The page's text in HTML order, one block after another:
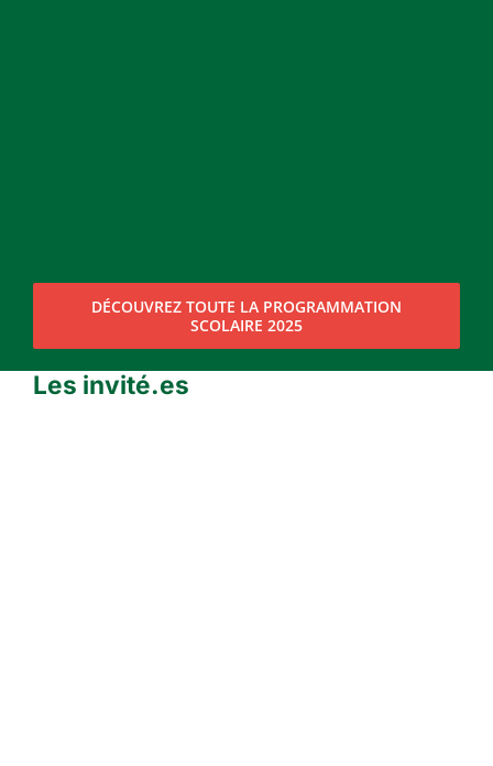
DÉCOUVREZ TOUTE LA PROGRAMMATION
SCOLAIRE 2025
Les invité.es